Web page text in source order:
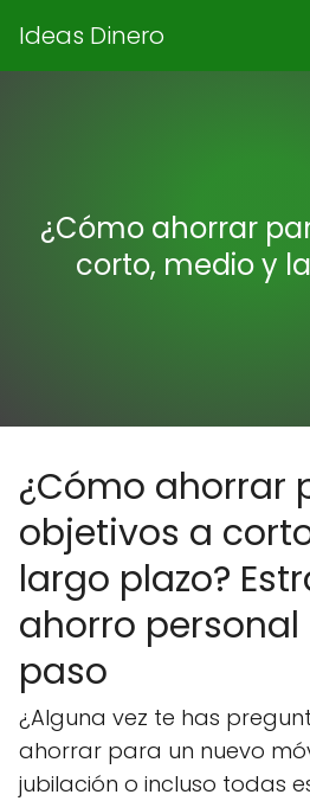
Ideas Dinero
¿Cómo ahorrar
corto, medio y
¿Cómo ahorrar
objetivos a
largo plazo?
ahorro
paso
¿Alguna vez te has
ahorrar para un nuevo
jubilación o incluso todas